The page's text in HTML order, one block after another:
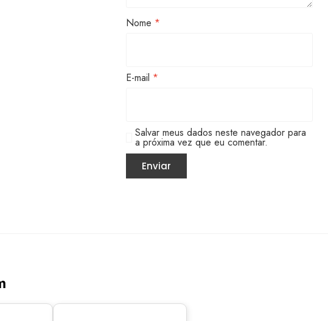
Nome *
E-mail *
Salvar meus dados neste navegador para
a próxima vez que eu comentar.